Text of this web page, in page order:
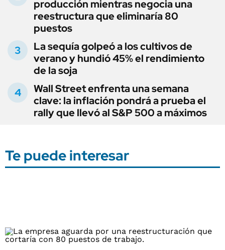
producción mientras negocia una
reestructura que eliminaría 80
puestos
La sequía golpeó a los cultivos de
verano y hundió 45% el rendimiento
de la soja
Wall Street enfrenta una semana
clave: la inflación pondrá a prueba el
rally que llevó al S&P 500 a máximos
Te puede interesar